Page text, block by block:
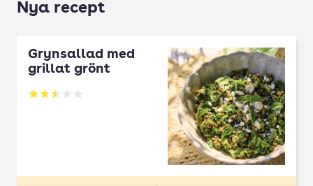
Nya recept
Grynsallad med
grillat grönt
Betyg: 2.5 av 5